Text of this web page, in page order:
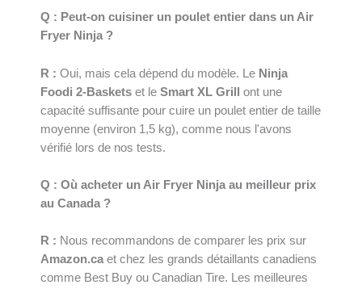
Q : Peut-on cuisiner un poulet entier dans un Air
Fryer Ninja ?
R : Oui, mais cela dépend du modèle. Le Ninja
Foodi 2-Baskets et le Smart XL Grill
ont une
capacité suffisante pour cuire un poulet entier de taille
moyenne (environ 1,5 kg), comme nous l'avons
vérifié lors de nos tests.
Q : Où acheter un Air Fryer Ninja au meilleur prix
au Canada ?
R : Nous recommandons de comparer les prix sur
Amazon.caet chez les grands détaillants canadiens
comme Best Buy ou Canadian Tire. Les meilleures